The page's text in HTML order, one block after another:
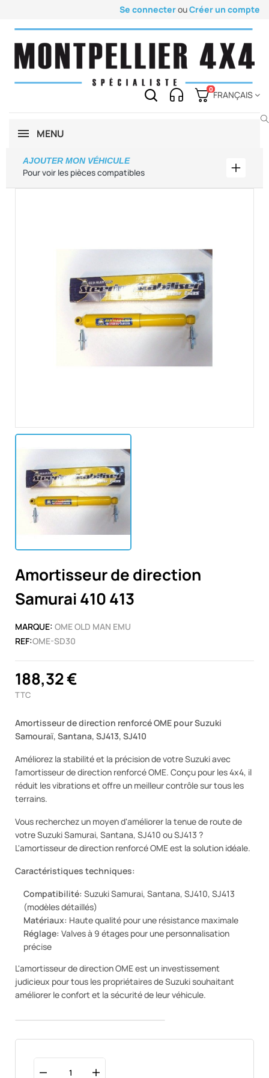
Se connecterouCréer un compte
0
FRANÇAIS
MENU
Pour voir les pièces compatibles
AJOUTER MON VÉHICULE
Amortisseur de direction
Samurai 410 413
MARQUE: OME OLD MAN EMU
REF:OME-SD30
188,32 €
TTC
Amortisseur de direction renforcé OME pour Suzuki
Samouraï, Santana, SJ413, SJ410
Améliorez la stabilité et la précision de votre Suzuki avec
l'amortisseur de direction renforcé OME. Conçu pour les 4x4, il
réduit les vibrations et offre un meilleur contrôle sur tous les
terrains.
Vous recherchez un moyen d'améliorer la tenue de route de
votre Suzuki Samurai, Santana, SJ410 ou SJ413 ?
L'amortisseur de direction renforcé OME est la solution idéale.
Caractéristiques techniques:
Compatibilité: Suzuki Samurai, Santana, SJ410, SJ413
(modèles détaillés)
Matériaux: Haute qualité pour une résistance maximale
Réglage: Valves à 9 étages pour une personnalisation
précise
L'amortisseur de direction OME est un investissement
judicieux pour tous les propriétaires de Suzuki souhaitant
améliorer le confort et la sécurité de leur véhicule.